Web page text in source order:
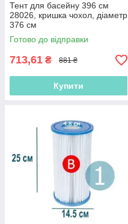
Тент для басейну 396 см
28026, кришка чохол, діаметр
376 см
Готово до відправки
713,61 ₴ 881 ₴
Купити